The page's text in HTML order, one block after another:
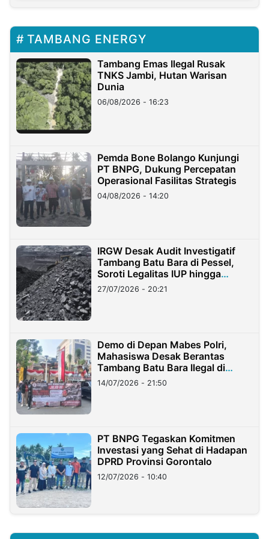
TAMBANG ENERGY
Tambang Emas Ilegal Rusak
TNKS Jambi, Hutan Warisan
Dunia
06/08/2026 - 16:23
Pemda Bone Bolango Kunjungi
PT BNPG, Dukung Percepatan
Operasional Fasilitas Strategis
04/08/2026 - 14:20
IRGW Desak Audit Investigatif
Tambang Batu Bara di Pessel,
Soroti Legalitas IUP hingga
Stockpile
27/07/2026 - 20:21
Demo di Depan Mabes Polri,
Mahasiswa Desak Berantas
Tambang Batu Bara Ilegal di
Lampung
14/07/2026 - 21:50
PT BNPG Tegaskan Komitmen
Investasi yang Sehat di Hadapan
DPRD Provinsi Gorontalo
12/07/2026 - 10:40